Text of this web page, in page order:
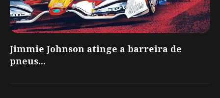
Jimmie Johnson atinge a barreira de
pneus...